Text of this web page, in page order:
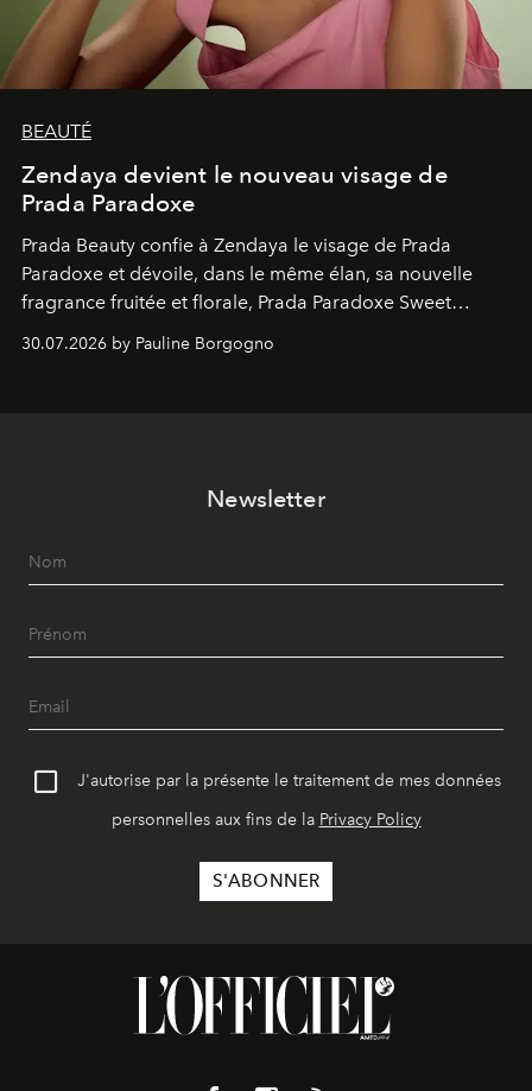
BEAUTÉ
Zendaya devient le nouveau visage de
Prada Paradoxe
Prada Beauty confie à Zendaya le visage de Prada
Paradoxe et dévoile, dans le même élan, sa nouvelle
fragrance fruitée et florale, Prada Paradoxe Sweet
30.07.2026 by Pauline Borgogno
Newsletter
J'autorise par la présente le traitement de mes données
personnelles aux fins de la Privacy Policy